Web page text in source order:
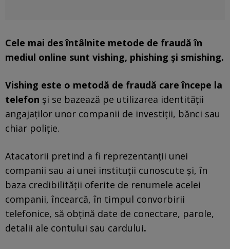
Cele mai des întâlnite metode de fraudă în
mediul online sunt vishing, phishing și smishing.
Vishing este o metodă de fraudă care începe la
telefon și se bazează pe utilizarea identității
angajaților unor companii de investiții, bănci sau
chiar poliție.
Atacatorii pretind a fi reprezentanții unei
companii sau ai unei instituții cunoscute și, în
baza credibilității oferite de renumele acelei
companii, încearcă, în timpul convorbirii
telefonice, să obțină date de conectare, parole,
detalii ale contului sau cardului.